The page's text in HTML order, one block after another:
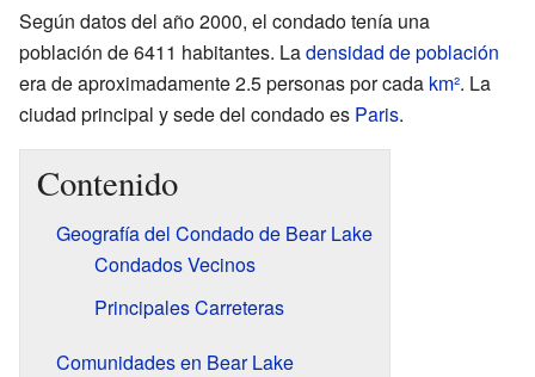
Según datos del año 2000, el condado tenía una
población de 6411 habitantes. Ladensidad de población
era de aproximadamente 2.5 personas por cada km². La
ciudad principal y sede del condado es Paris.
Contenido
Geografía del Condado de Bear Lake
Condados Vecinos
Principales Carreteras
Comunidades en Bear Lake